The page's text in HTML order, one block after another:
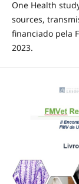
One Health
sources,
financiado pela
2023.